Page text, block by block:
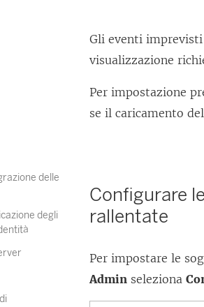
delle
degli
Gli eventi
visualizzazione
Per impostazione
se il caricamento
Configurare
rallentate
Per impostare le
Admin seleziona